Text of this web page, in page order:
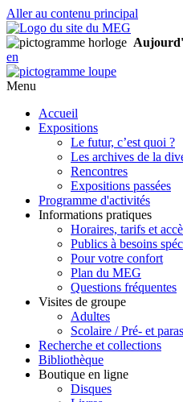
Aller au contenu principal
en
Menu
Accueil
Expositions
Le futur, c’est quoi ?
Les archives de la
Rencontres
Expositions passées
Programme d'activités
Informations pratiques
Horaires, tarifs et
Publics à besoins
Pour votre confort
Plan du MEG
Questions fréquentes
Visites de groupe
Adultes
Scolaire / Pré- et
Recherche et collections
Bibliothèque
Boutique en ligne
Disques